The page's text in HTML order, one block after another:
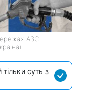
АЗС
суть з